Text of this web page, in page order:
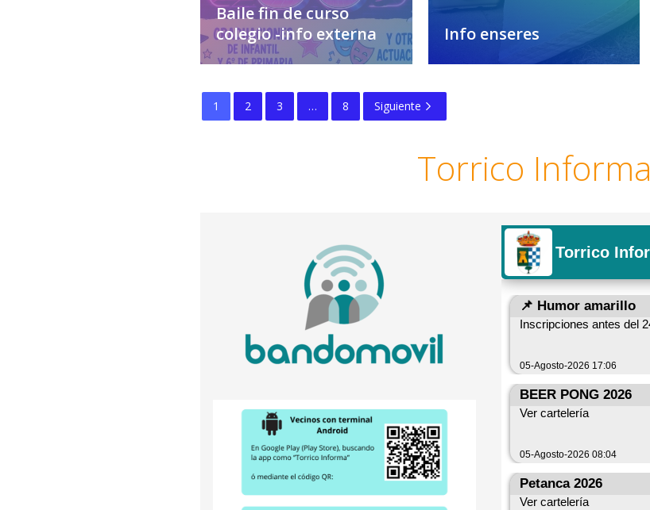
Baile fin de curso
colegio -info externa
Info enseres
1 2 3 … 8 Siguiente
Torrico Informa